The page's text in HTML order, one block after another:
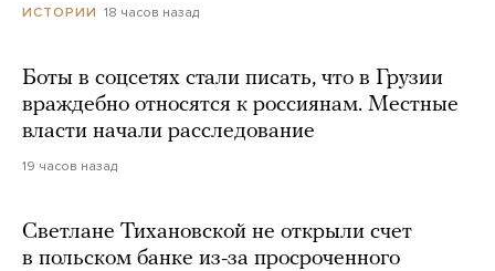
ИСТОРИИ 18 часов назад
Боты в соцсетях стали писать, что в Грузии
враждебно относятся к россиянам. Местные
власти начали расследование
19 часов назад
Светлане Тихановской не открыли счет
в польском банке из-за просроченного